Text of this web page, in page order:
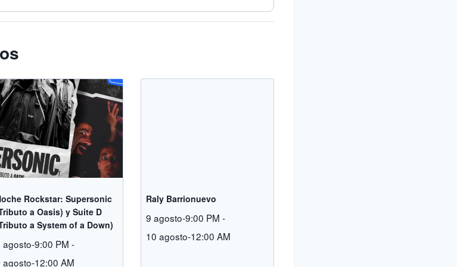
Rockstar: Supersonic
a Oasis) y Suite D
a System of a Down)
agosto-9:00 PM -
agosto-12:00 AM
Raly Barrionuevo
9 agosto-9:00 PM -
10 agosto-12:00 AM